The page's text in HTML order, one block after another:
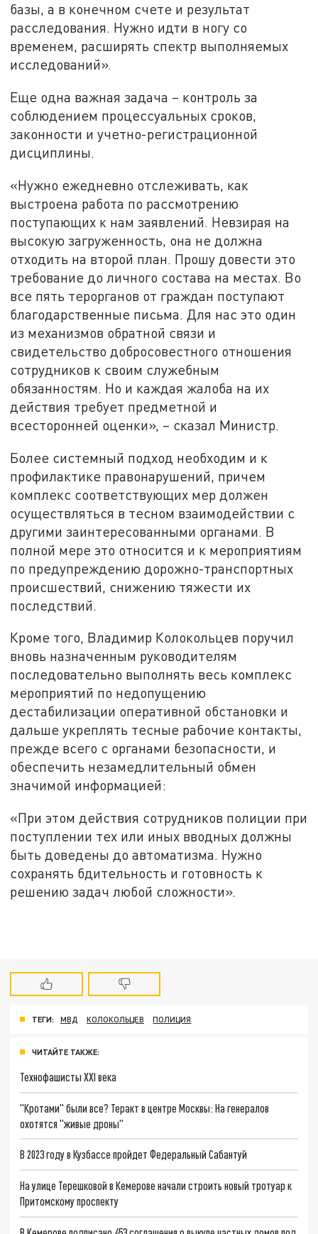
базы, а в конечном счете и результат
расследования. Нужно идти в ногу со
временем, расширять спектр выполняемых
исследований».
Еще одна важная задача – контроль за
соблюдением процессуальных сроков,
законности и учетно-регистрационной
дисциплины.
«Нужно ежедневно отслеживать, как
выстроена работа по рассмотрению
поступающих к нам заявлений. Невзирая на
высокую загруженность, она не должна
отходить на второй план. Прошу довести это
требование до личного состава на местах. Во
все пять терорганов от граждан поступают
благодарственные письма. Для нас это один
из механизмов обратной связи и
свидетельство добросовестного отношения
сотрудников к своим служебным
обязанностям. Но и каждая жалоба на их
действия требует предметной и
всесторонней оценки», – сказал Министр.
Более системный подход необходим и к
профилактике правонарушений, причем
комплекс соответствующих мер должен
осуществляться в тесном взаимодействии с
другими заинтересованными органами. В
полной мере это относится и к мероприятиям
по предупреждению дорожно-транспортных
происшествий, снижению тяжести их
последствий.
Кроме того, Владимир Колокольцев поручил
вновь назначенным руководителям
последовательно выполнять весь комплекс
мероприятий по недопущению
дестабилизации оперативной обстановки и
дальше укреплять тесные рабочие контакты,
прежде всего с органами безопасности, и
обеспечить незамедлительный обмен
значимой информацией:
«При этом действия сотрудников полиции при
поступлении тех или иных вводных должны
быть доведены до автоматизма. Нужно
сохранять бдительность и готовность к
решению задач любой сложности».
ТЕГИ: МВД КОЛОКОЛЬЦЕВ ПОЛИЦИЯ
ЧИТАЙТЕ ТАКЖЕ:
Технофашисты XXI века
"Кротами" были все? Теракт в центре Москвы: На генералов
охотятся "живые дроны"
В 2023 году в Кузбассе пройдет Федеральный Сабантуй
На улице Терешковой в Кемерове начали строить новый тротуар к
Притомскому проспекту